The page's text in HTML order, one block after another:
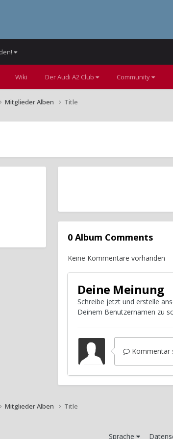
Wiki Der Audi A2 Club Community
Mitglieder Alben Title
0 Album Comments
Keine Kommentare vorhanden
Deine Meinung
Schreibe jetzt und erstelle
Deinem Benutzernamen zu
Kommentar
Mitglieder Alben Title
Sprache